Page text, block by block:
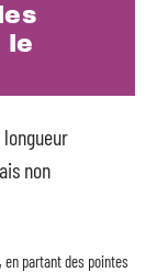
le
longueur
non
partant des pointes